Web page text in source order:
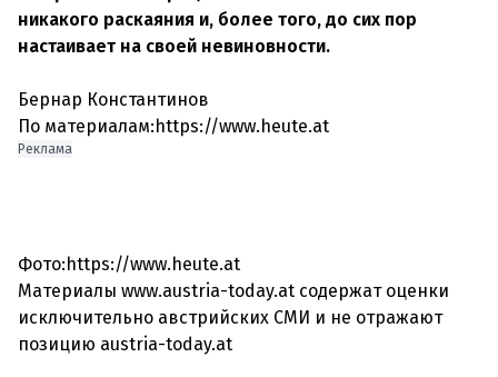
никакого раскаяния и, более того, до сих пор
настаивает на своей невиновности.
Бернар Константинов
По материалам:https://www.heute.at
Реклама
Фото:https://www.heute.at
Материалы www.austria-today.at содержат оценки
исключительно австрийских СМИ и не отражают
позицию austria-today.at